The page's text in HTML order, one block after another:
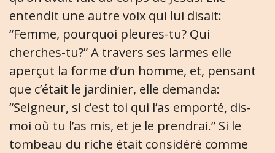
entendit une autre voix qui lui disait:
“Femme, pourquoi pleures-tu? Qui
cherches-tu?” A travers ses larmes elle
aperçut la forme d’un homme, et, pensant
que c’était le jardinier, elle demanda:
“Seigneur, si c’est toi qui l’as emporté, dis-
moi où tu l’as mis, et je le prendrai.” Si le
tombeau du riche était considéré comme